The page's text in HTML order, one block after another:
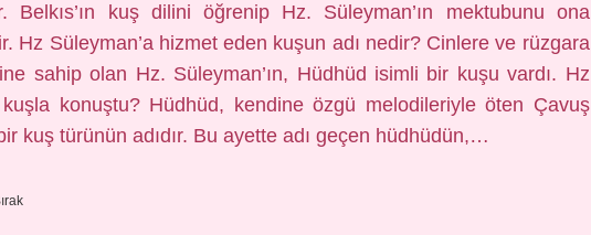
Belkıs’ın kuş dilini öğrenip Hz. Süleyman’ın mektubunu ona
Hz Süleyman’a hizmet eden kuşun adı nedir? Cinlere ve rüzgara
sahip olan Hz. Süleyman’ın, Hüdhüd isimli bir kuşu vardı. Hz
konuştu? Hüdhüd, kendine özgü melodileriyle öten Çavuş
kuş türünün adıdır. Bu ayette adı geçen hüdhüdün,…